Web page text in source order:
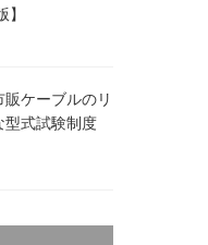
ケーブルのリ
型式試験制度